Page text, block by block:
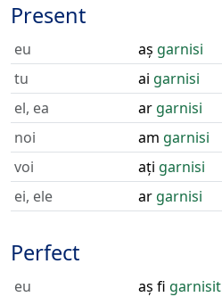
Present
eu aș garnisi
tu
ai garnisi
el, ea
ar garnisi
noi
am garnisi
voi
ați garnisi
ei, ele
ar garnisi
Perfect
eu aș fi garnisit